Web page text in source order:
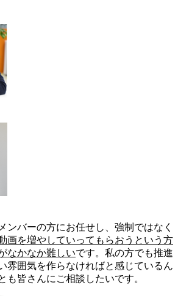
ンバーの方にお任せし、強制ではなく
画を増やしていってもらおうという方
なかなか難しいです。私の方でも推進
雰囲気を作らなければと感じているん
も皆さんにご相談したいです。